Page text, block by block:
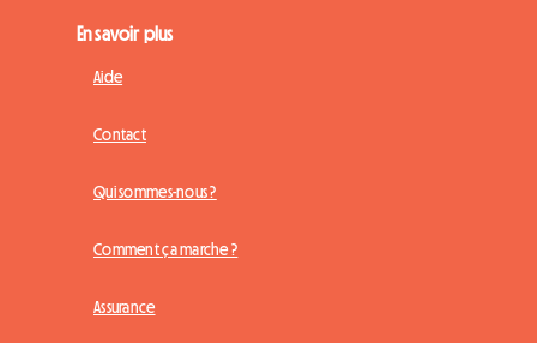
En savoir plus
Aide
Contact
Qui sommes-nous ?
Comment ça marche ?
Assurance